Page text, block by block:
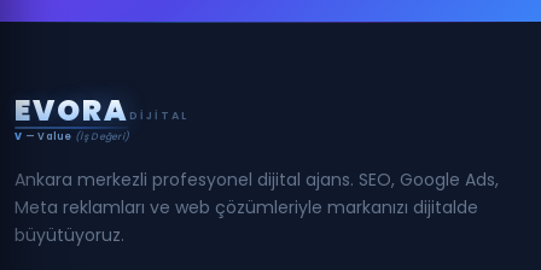
EVORA DIJITAL
V — Value (İş Değeri)
Ankara merkezli profesyonel dijital ajans. SEO, Google Ads,
Meta reklamları ve web çözümleriyle markanızı dijitalde
büyütüyoruz.